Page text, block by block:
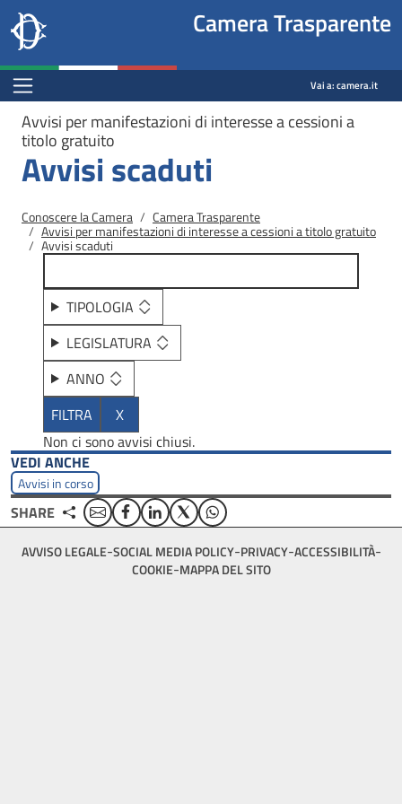
Salta al contenuto principale
Salta al menu di navigazione
Site
header
block
Camera dei deputati
Camera Trasparente
Menu Bar block
Vai a:camera.it
Avvisi per manifestazioni di interesse a cessioni a
titolo gratuito
Avvisi scaduti
Briciole di pane
Conoscere la Camera Camera Trasparente
Avvisi per manifestazioni di interesse a cessioni a titolo gratuito
Avvisi scaduti
TIPOLOGIA
LEGISLATURA
ANNO
Non ci sono avvisi chiusi.
VEDI ANCHE
Avvisi in corso
SHARE EmailFacebookLinkedinTwitterWhatsApp
Footer
bottom
AVVISO LEGALE SOCIAL MEDIA POLICY PRIVACY ACCESSIBILITÀ
COOKIE MAPPA DEL SITO
Fine pagina
Salta al contenuto principale
Salta al menu di navigazione
Vai a inizio pagina